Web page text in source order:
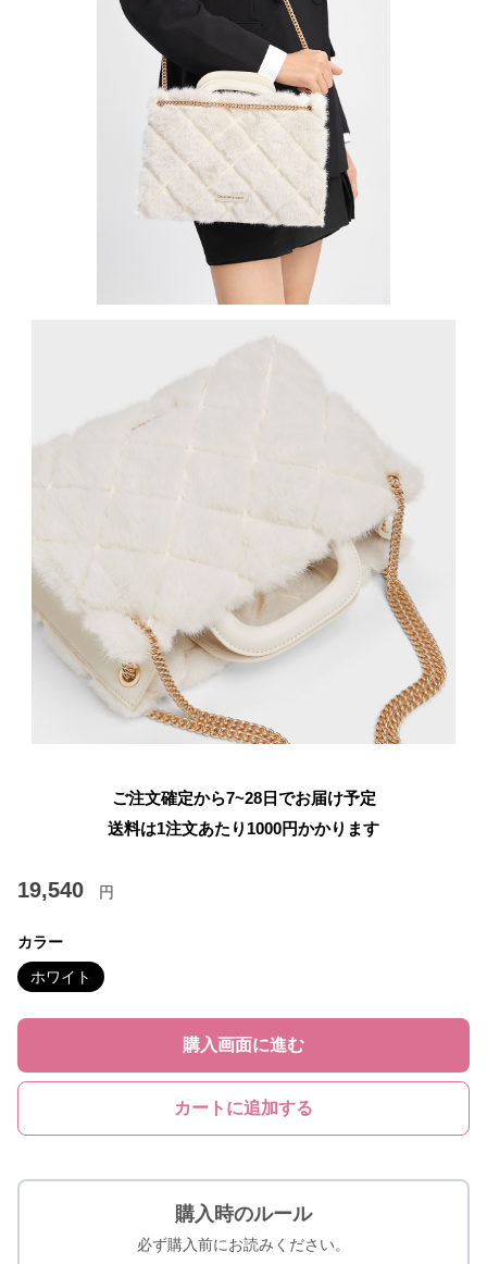
ご注文確定から7~28日でお届け予定
送料は1注文あたり 1000円かかります
19,540 円
カラー
ホワイト
購入画面に進む
カートに追加する
購入時のルール
必ず購入前にお読みください。